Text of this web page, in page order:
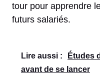
tour pour apprendre
futurs salariés.
Lire aussi :
Études
avant de se lancer